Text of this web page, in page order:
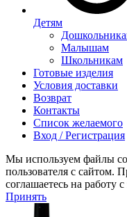
Детям
Малышам
Школьникам
Готовые изделия
Условия доставки
Возврат
Контакты
Список желаемого
Вход / Регистрация
Мы используем файлы
пользователя с сайтом.
соглашаетесь на работу
Принять